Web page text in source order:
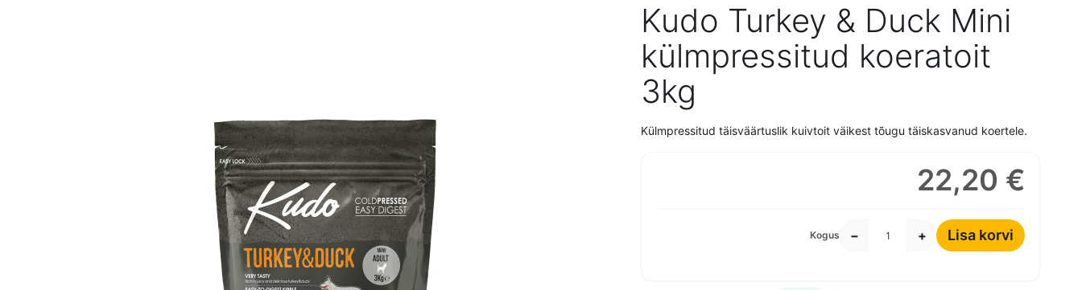
Kudo Turkey & Duck Mini
külmpressitud koeratoit
3kg
Külmpressitud täisväärtuslik kuivtoit väikest tõugu täiskasvanud koertele.
22,20 €
Kogus − + Lisa korvi